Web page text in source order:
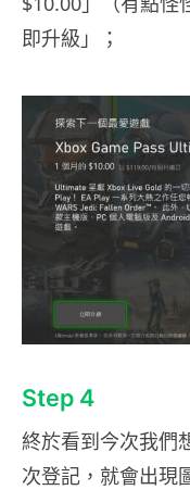
即升級」；
Step 4
終於看到今次我們
次登記，就會出現